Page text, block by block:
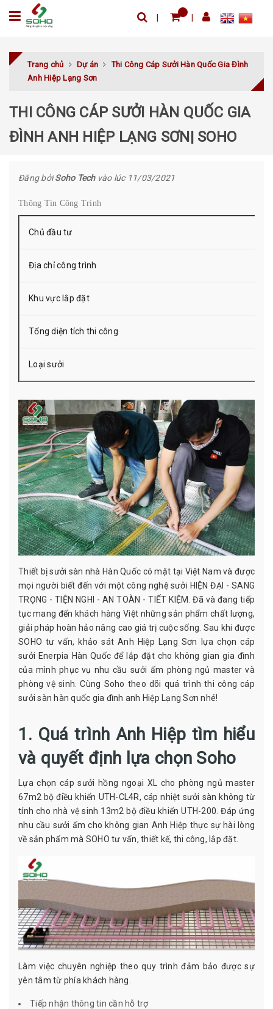
Trang chủ Dự án
Thi Công Cáp Sưởi Hàn Quốc Gia Đình
Anh Hiệp Lạng Sơn
THI CÔNG CÁP SƯỞI HÀN QUỐC GIA
ĐÌNH ANH HIỆP LẠNG SƠN| SOHO
Đăng bởiSoho Techvào lúc 11/03/2021
Thông Tin Công Trình
Chủ đầu tư
Địa chỉ công trình
Khu vực lắp đặt
Tổng diện tích thi công
Loại sưởi
Thiết bị sưởi sàn nhà Hàn Quốc có mặt tại Việt Nam và được
mọi người biết đến với một công nghệ sưởi HIỆN ĐẠI - SANG
TRỌNG - TIỆN NGHI - AN TOÀN - TIẾT KIỆM. Đã và đang tiếp
tục mang đến khách hàng Việt những sản phẩm chất lượng,
giải pháp hoàn hảo nâng cao giá trị cuộc sống. Sau khi được
SOHO tư vấn, khảo sát Anh Hiệp Lạng Sơn lựa chọn cáp
sưởi Enerpia Hàn Quốc để lắp đặt cho không gian gia đình
của mình phục vụ nhu cầu sưởi ấm phòng ngủ master và
phòng vệ sinh. Cùng Soho theo dõi quá trình thi công cáp
sưởi sàn hàn quốc gia đình anh Hiệp Lạng Sơn nhé!
1. Quá trình Anh Hiệp tìm hiểu
và quyết định lựa chọn Soho
Lựa chọn cáp sưởi hồng ngoại XL cho phòng ngủ master
67m2 bộ điều khiển UTH-CL4R, cáp nhiệt sưởi sàn không từ
tính cho nhà vệ sinh 13m2 bộ điều khiển UTH-200. Đáp ứng
nhu cầu sưởi ấm cho không gian Anh Hiệp thực sự hài lòng
về sản phẩm mà SOHO tư vấn, thiết kế, thi công, lắp đặt.
Làm việc chuyên nghiệp theo quy trình đảm bảo được sự
yên tâm từ phía khách hàng.
Tiếp nhận thông tin cần hỗ trợ